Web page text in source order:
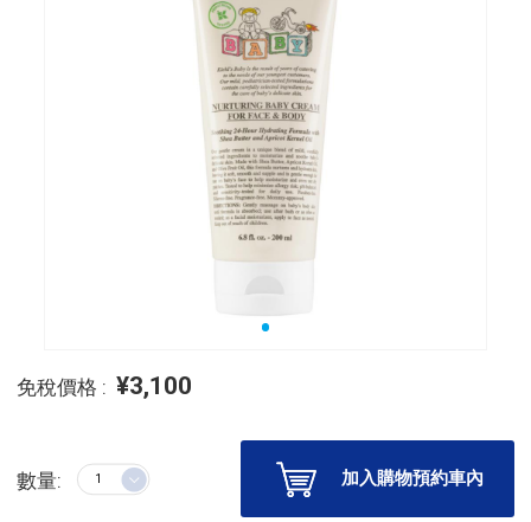
免稅價格 : ¥3,100
數量: 加入購物預約車內